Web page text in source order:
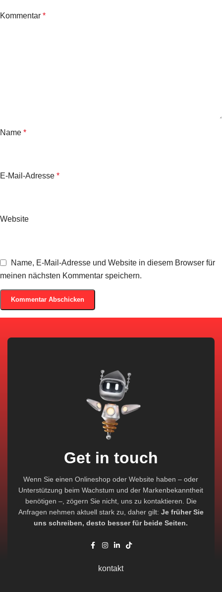
Kommentar *
Name *
E-Mail-Adresse *
Website
Name, E-Mail-Adresse und Website in diesem Browser für
meinen nächsten Kommentar speichern.
Get in touch
Wenn Sie einen Onlineshop oder Website haben – oder
Unterstützung beim Wachstum und der Markenbekanntheit
benötigen –, zögern Sie nicht, uns zu kontaktieren. Die
Anfragen nehmen aktuell stark zu, daher gilt: Je früher Sie
uns schreiben, desto besser für beide Seiten.
kontakt